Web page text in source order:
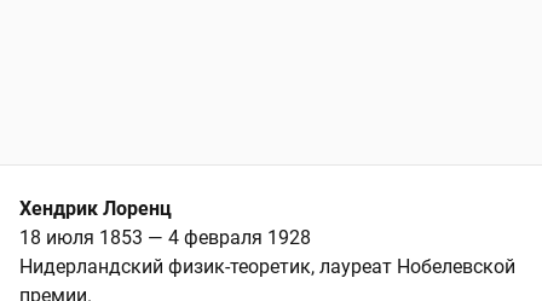
Хендрик Лоренц
18 июля 1853 — 4 февраля 1928
Нидерландский физик-теоретик, лауреат Нобелевской
премии.